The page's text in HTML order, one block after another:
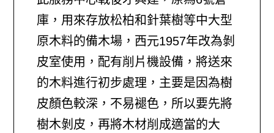
庫，用來存放松柏和針葉樹等中大型
原木料的備木場，西元1957年改為剝
皮室使用，配有削片機設備，將送來
的木料進行初步處理，主要是因為樹
皮顏色較深，不易褪色，所以要先將
樹木剝皮，再將木材削成適當的大